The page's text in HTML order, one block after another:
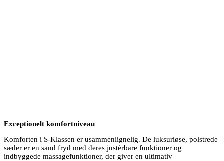
Exceptionelt komfortniveau
Komforten i S-Klassen er usammenlignelig. De luksuriøse, polstrede
sæder er en sand fryd med deres justérbare funktioner og
indbyggede massagefunktioner, der giver en ultimativ